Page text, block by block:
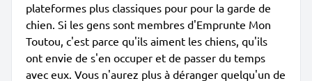
plateformes plus classiques pour pour la garde de
chien. Si les gens sont membres d'Emprunte Mon
Toutou, c'est parce qu'ils aiment les chiens, qu'ils
ont envie de s'en occuper et de passer du temps
avec eux. Vous n'aurez plus à déranger quelqu'un de